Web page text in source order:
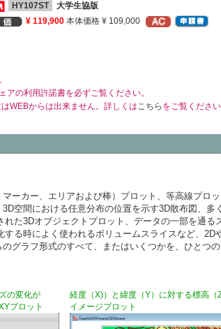
HY107ST
大学生協版
¥ 119,900 本体価格 ¥ 109,000
の利用許諾書を必ずご覧ください。
WEBからは出来ません。詳しくはこちら をご覧ください
ーカー、エリアおよび棒）プロット、等高線プロ
空間における任意分布の位置を示す3D散布図、多
た3Dオブジェクトプロット、データの一部を通る
る時によく使われるボリュームスライスなど、2D
グラフ形式のすべて、またはいくつかを、ひとつ
の変化が
プロット
経度（X)）と緯度（Y）に対する標高（
イメージプロット